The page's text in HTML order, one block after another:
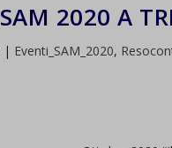
SAM 2020 A
| Eventi_SAM_2020,